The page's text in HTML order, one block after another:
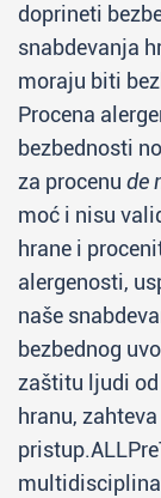
doprineti
snabdevanja
moraju biti
Procena
bezbednosti
za procenu de
moć i nisu
hrane i
alergenosti,
naše
bezbednog
zaštitu ljudi
hranu,